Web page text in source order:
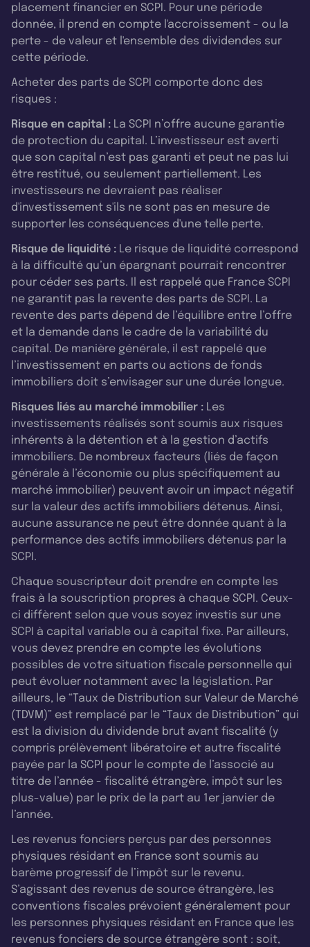
placement financier en SCPI. Pour une période
donnée, il prend en compte l'accroissement - ou la
perte - de valeur et l'ensemble des dividendes sur
cette période.
Acheter des parts de SCPI comporte donc des
risques :
Risque en capital : La SCPI n’offre aucune garantie
de protection du capital. L’investisseur est averti
que son capital n’est pas garanti et peut ne pas lui
être restitué, ou seulement partiellement. Les
investisseurs ne devraient pas réaliser
d'investissement s'ils ne sont pas en mesure de
supporter les conséquences d'une telle perte.
Risque de liquidité : Le risque de liquidité correspond
à la difficulté qu’un épargnant pourrait rencontrer
pour céder ses parts. Il est rappelé que France SCPI
ne garantit pas la revente des parts de SCPI. La
revente des parts dépend de l’équilibre entre l’offre
et la demande dans le cadre de la variabilité du
capital. De manière générale, il est rappelé que
l’investissement en parts ou actions de fonds
immobiliers doit s’envisager sur une durée longue.
Risques liés au marché immobilier : Les
investissements réalisés sont soumis aux risques
inhérents à la détention et à la gestion d’actifs
immobiliers. De nombreux facteurs (liés de façon
générale à l’économie ou plus spécifiquement au
marché immobilier) peuvent avoir un impact négatif
sur la valeur des actifs immobiliers détenus. Ainsi,
aucune assurance ne peut être donnée quant à la
performance des actifs immobiliers détenus par la
SCPI.
Chaque souscripteur doit prendre en compte les
frais à la souscription propres à chaque SCPI. Ceux-
ci diffèrent selon que vous soyez investis sur une
SCPI à capital variable ou à capital fixe. Par ailleurs,
vous devez prendre en compte les évolutions
possibles de votre situation fiscale personnelle qui
peut évoluer notamment avec la législation. Par
ailleurs, le “Taux de Distribution sur Valeur de Marché
(TDVM)” est remplacé par le “Taux de Distribution” qui
est la division du dividende brut avant fiscalité (y
compris prélèvement libératoire et autre fiscalité
payée par la SCPI pour le compte de l’associé au
titre de l’année - fiscalité étrangère, impôt sur les
plus-value) par le prix de la part au 1er janvier de
l’année.
Les revenus fonciers perçus par des personnes
physiques résidant en France sont soumis au
barème progressif de l’impôt sur le revenu.
S’agissant des revenus de source étrangère, les
conventions fiscales prévoient généralement pour
les personnes physiques résidant en France que les
revenus fonciers de source étrangère sont : soit,